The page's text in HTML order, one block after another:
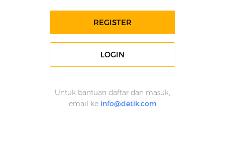
REGISTER
LOGIN
Untuk bantuan daftar dan masuk,
email ke info@detik.com